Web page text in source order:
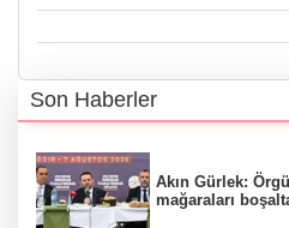
Son Haberler
Akın Gürlek:
mağaraları